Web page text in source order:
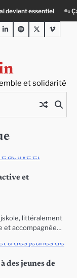
batiment face au défi
et solidarité
LinkedInSpotifyTwitterViméo
et
littéralement
et accompagnée…
des jeunes de